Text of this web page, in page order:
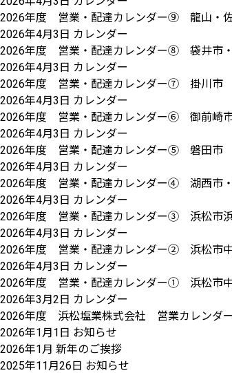
2026年度 営業・配達カレンダー⑨ 龍山・
2026年4月3日 カレンダー
2026年度 営業・配達カレンダー⑧ 袋井市
2026年4月3日 カレンダー
2026年度 営業・配達カレンダー⑦ 掛川市
2026年4月3日 カレンダー
2026年度 営業・配達カレンダー⑥ 御前崎
2026年4月3日 カレンダー
2026年度 営業・配達カレンダー⑤ 磐田市
2026年4月3日 カレンダー
2026年度 営業・配達カレンダー④ 湖西市
2026年4月3日 カレンダー
2026年度 営業・配達カレンダー③ 浜松市浜
2026年4月3日 カレンダー
2026年度 営業・配達カレンダー② 浜松市中
2026年4月3日 カレンダー
2026年度 営業・配達カレンダー① 浜松市中
2026年3月2日 カレンダー
2026年度 浜松塩業株式会社 営業カレンダー
2026年1月1日 お知らせ
2026年1月 新年のご挨拶
2025年11月26日 お知らせ